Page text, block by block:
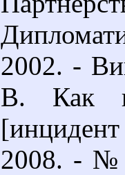
2002. -
В. Как
2008. - №